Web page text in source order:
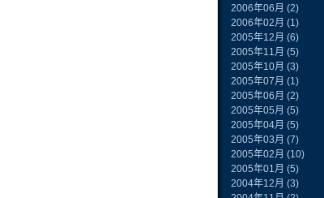
2006年06月 (2)
2006年02月 (1)
2005年12月 (6)
2005年11月 (5)
2005年10月 (3)
2005年07月 (1)
2005年06月 (2)
2005年05月 (5)
2005年04月 (5)
2005年03月 (7)
2005年02月 (10)
2005年01月 (5)
2004年12月 (3)